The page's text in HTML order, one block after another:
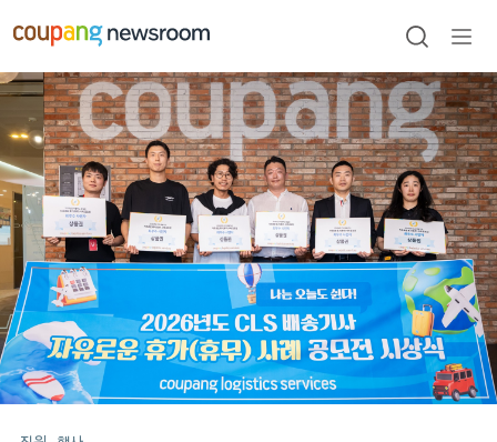
건너뛰기
검색
열기
메인
포스트